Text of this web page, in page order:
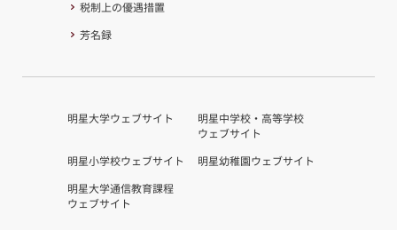
税制上の優遇措置
芳名録
明星大学ウェブサイト
明星中学校・高等学校
ウェブサイト
明星小学校ウェブサイト 明星幼稚園ウェブサイト
明星大学通信教育課程
ウェブサイト